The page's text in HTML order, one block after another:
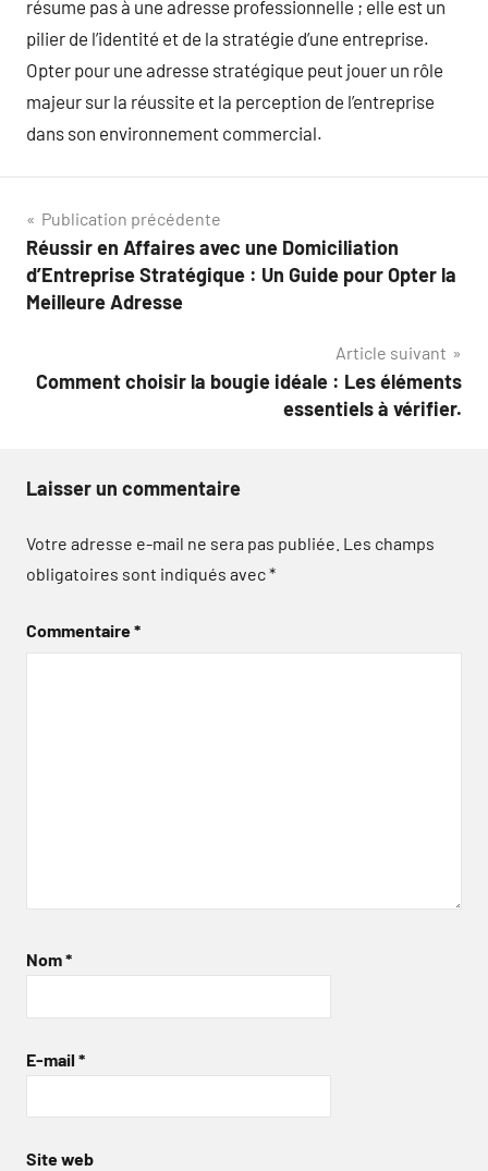
résume pas à une adresse professionnelle ; elle est un
pilier de l’identité et de la stratégie d’une entreprise.
Opter pour une adresse stratégique peut jouer un rôle
majeur sur la réussite et la perception de l’entreprise
dans son environnement commercial.
Navigation
de
l’article
Publication précédente
Réussir en Affaires avec une Domiciliation
d’Entreprise Stratégique : Un Guide pour Opter la
Meilleure Adresse
Article suivant
Comment choisir la bougie idéale : Les éléments
essentiels à vérifier.
Laisser un commentaire
Votre adresse e-mail ne sera pas publiée. Les champs
obligatoires sont indiqués avec*
Commentaire*
Nom*
E-mail *
Site web